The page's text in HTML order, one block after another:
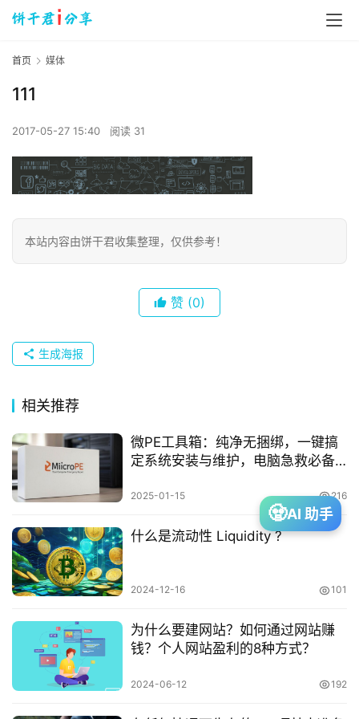
首
数
赚
投
资
建
站
首页 媒体
111
2017-05-27 15:40 阅读 31
本站内容由饼干君收集整理，仅供参考！
赞 (0)
生成海报
相关推荐
微PE工具箱：纯净无捆绑，一键搞
定系统安装与维护，电脑急救必备
2025-01-15 216
什么是流动性 Liquidity ?
2024-12-16 101
为什么要建网站？如何通过网站赚
钱？个人网站盈利的8种方式？
2024-06-12 192
🧟AI 助手